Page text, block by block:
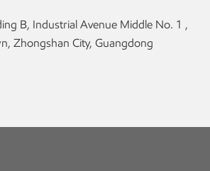
Zhongshan City, Guangdong